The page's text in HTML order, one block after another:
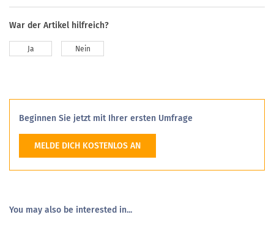
War der Artikel hilfreich?
Ja Nein
Beginnen Sie jetzt mit Ihrer ersten Umfrage
MELDE DICH KOSTENLOS AN
You may also be interested in...